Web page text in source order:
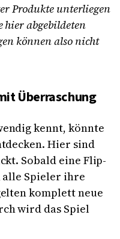
Produkte unterliegen
hier abgebildeten
können also nicht
Überraschung
kennt, könnte
Hier sind
Sobald eine Flip-
Spieler ihre
komplett neue
wird das Spiel